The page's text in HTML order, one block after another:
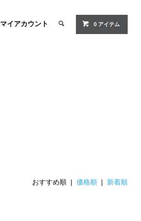
マイアカウント 0 アイテム
おすすめ順 |価格順 | 新着順